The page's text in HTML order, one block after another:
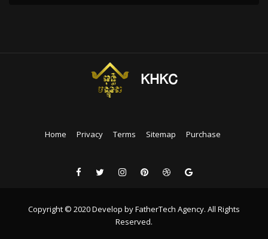
KHKC
Home Privacy Terms Sitemap Purchase
Copyright © 2020 Develop by FatherTech Agency. All Rights
Reserved.